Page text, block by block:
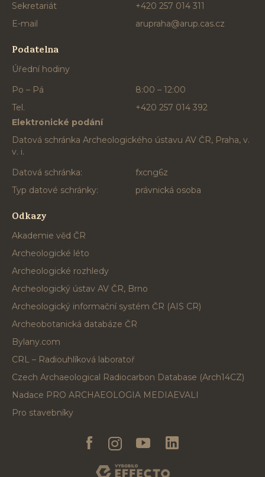
Sekretariát
+420 257 014 311
E-mail
arupraha@arup.cas.cz
Podatelna
Úřední hodiny
Po – Pá
8:00 – 12:00
Tel.
+420 257 014 392
Elektronické podání
Datová schránka Archeologického ústavu AV ČR, Praha, v.
v. i.
Datová schránka:
fxcng6z
Typ datové schránky:
právnická osoba
Odkazy
Akademie věd ČR
Archeologické léto
Archeologické rozhledy
Archeologický ústav AV ČR, Brno
Archeologický informační systém ČR (AIS CR)
Archeobotanická databáze ČR
Bylany.com
CRL – Radiouhlíková laboratoř
Czech Archaeological Radiocarbon Database (Arch14CZ)
Nadace PRO ARCHAEOLOGIA MEDIAEVALI
Pro stavebníky